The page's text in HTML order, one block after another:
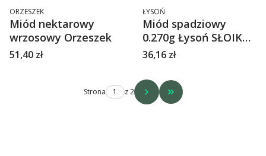
PRODUCENT
ORZESZEK
Miód nektarowy
wrzosowy Orzeszek
Cena
51,40 zł
PRODUCENT
ŁYSOŃ
Miód spadziowy
0.270g Łysoń SŁOIK
AMFORA
Cena
36,16 zł
Strona z 2 Przejdź do ostatniej